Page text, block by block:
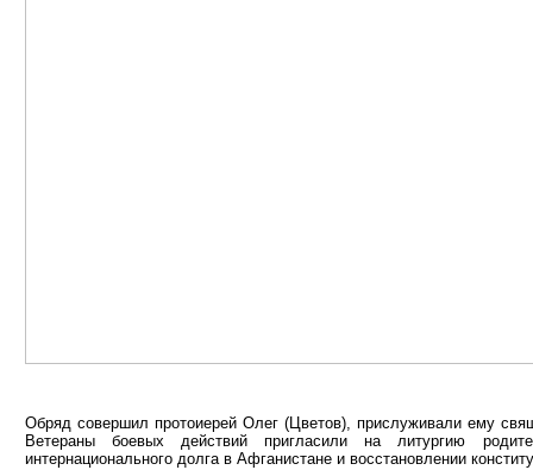
Обряд совершил протоиерей Олег (Цветов), прислуживали ему
Ветераны боевых действий пригласили на литургию
интернационального долга в Афганистане и восстановлении